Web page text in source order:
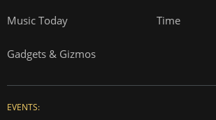
Music Today Time
Gadgets & Gizmos
EVENTS: